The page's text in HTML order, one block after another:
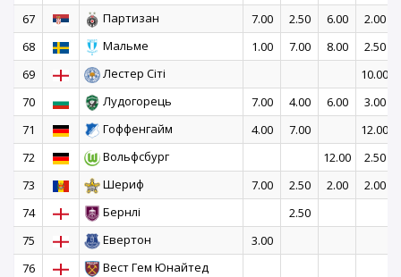
67
Партизан 7.00 2.50 6.00
2.00
68
Мальме 1.00 7.00 8.00
2.50
69
Лестер Сіті 10.00
70
Лудогорець 7.00 4.00 6.00
3.00
71
Гоффенгайм 4.00 7.00
12.00
72
Вольфсбург 12.00
2.50
73
Шериф 7.00 2.50 2.00
2.00
74
Бернлі
2.50
75
Евертон
3.00
76
Вест Гем Юнайтед